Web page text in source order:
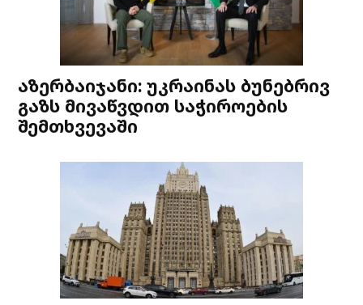
აზერბაიჯანი: უკრაინას ბუნებრივ
გაზს მივაწვდით საჭიროების
შემთხვევაში